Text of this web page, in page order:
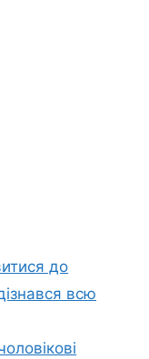
до
всю